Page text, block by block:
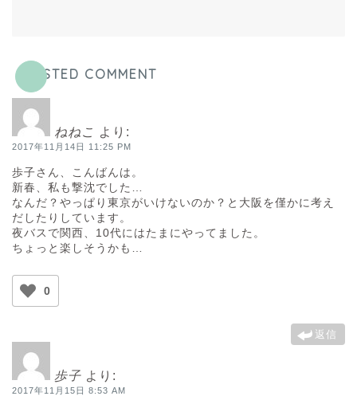
POSTED COMMENT
ねねこ より:
2017年11月14日 11:25 PM
歩子さん、こんばんは。
新春、私も撃沈でした…
なんだ？やっぱり東京がいけないのか？と大阪を僅かに考え
だしたりしています。
夜バスで関西、10代にはたまにやってました。
ちょっと楽しそうかも…
0
返信
歩子 より:
2017年11月15日 8:53 AM